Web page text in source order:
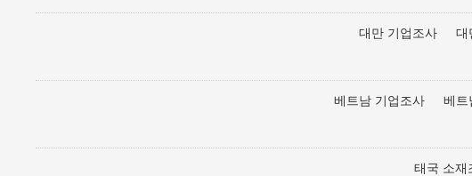
대만 기업조사 대
베트남 기업조사 베트
태국 소재